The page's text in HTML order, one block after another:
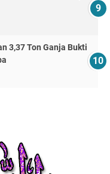
3,37 Ton Ganja Bukti